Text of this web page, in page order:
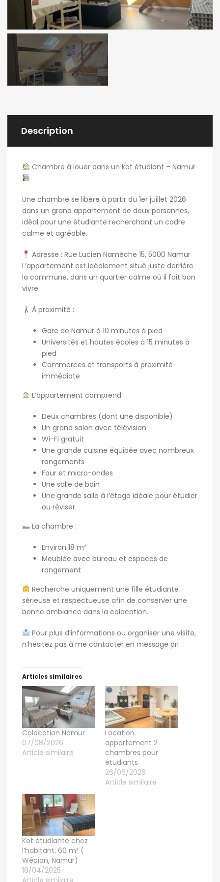
Description
Chambre à louer dans un kot étudiant – Namur
Une chambre se libère à partir du 1er juillet 2026
dans un grand appartement de deux personnes,
idéal pour une étudiante recherchant un cadre
calme et agréable.
Adresse : Rue Lucien Namèche 15, 5000 Namur
L’appartement est idéalement situé juste derrière
la commune, dans un quartier calme où il fait bon
vivre.
À proximité :
Gare de Namur à 10 minutes à pied
Universités et hautes écoles à 15 minutes à
pied
Commerces et transports à proximité
immédiate
L’appartement comprend :
Deux chambres (dont une disponible)
Un grand salon avec télévision
Wi-Fi gratuit
Une grande cuisine équipée avec nombreux
rangements
Four et micro-ondes
Une salle de bain
Une grande salle à l’étage idéale pour étudier
ou réviser
La chambre :
Environ 18 m²
Meublée avec bureau et espaces de
rangement
Recherche uniquement une fille étudiante
sérieuse et respectueuse afin de conserver une
bonne ambiance dans la colocation.
Pour plus d’informations ou organiser une visite,
n’hésitez pas à me contacter en message pri
Articles similaires
Colocation Namur
07/08/2026
Article similaire
Location
appartement 2
chambres pour
étudiants
26/06/2026
Article similaire
Kot étudiante chez
l’habitant, 60 m² (
Wépion, Namur)
18/04/2025